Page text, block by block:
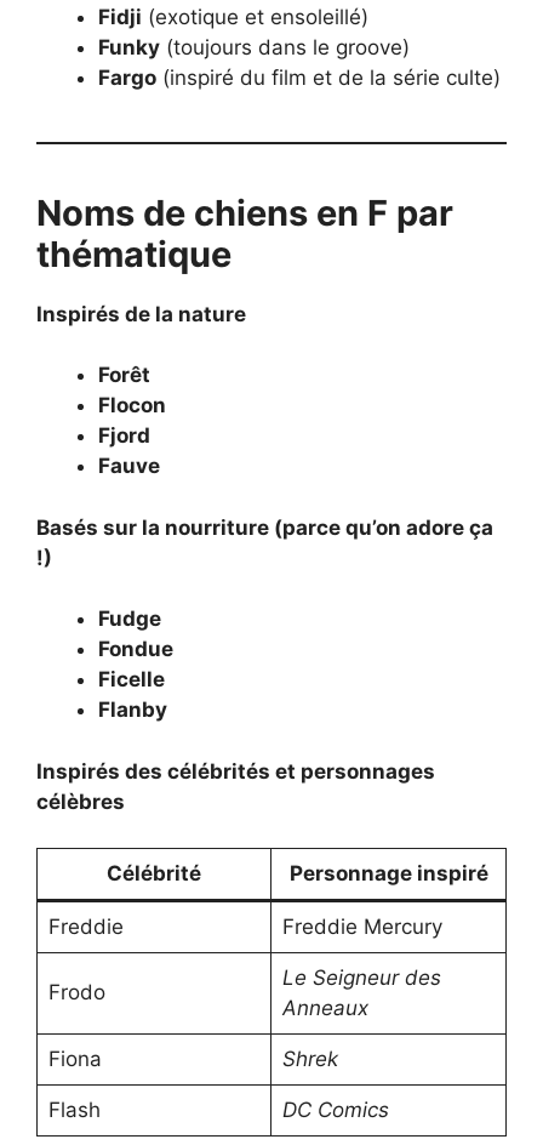
Fidji (exotique et ensoleillé)
Funky (toujours dans le groove)
Fargo (inspiré du film et de la série culte)
Noms de chiens en F par
thématique
Inspirés de la nature
Forêt
Flocon
Fjord
Fauve
Basés sur la nourriture (parce qu’on adore ça
!)
Fudge
Fondue
Ficelle
Flanby
Inspirés des célébrités et personnages
célèbres
Célébrité Personnage inspiré
Freddie Freddie Mercury
Frodo
Le Seigneur des
Anneaux
Fiona Shrek
Flash DC Comics